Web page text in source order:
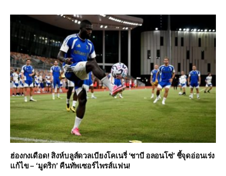
ฮ่องกงเดือด! สิงห์บลูส์ดวลเบียงโคเนรี่ ‘ชาบี อลอนโซ่’ ชี้จุดอ่อนเร่ง
แก้ไข – ‘มูดริก’ คืนทัพเซอร์ไพรส์แฟน!